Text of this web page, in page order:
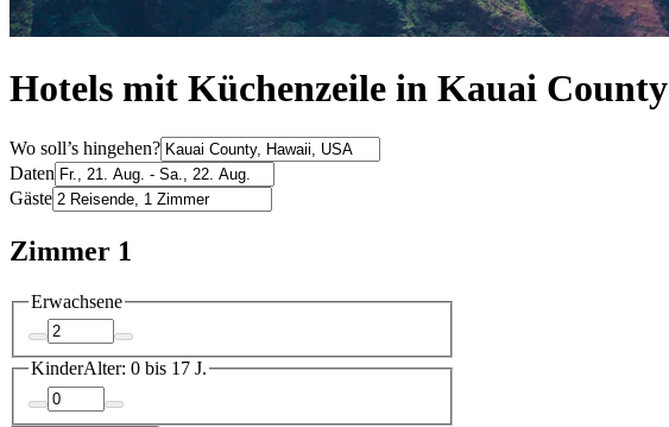
Hotels mit Küchenzeile in Kauai County
Wo soll’s hingehen?
Daten
Gäste
Zimmer 1
Erwachsene
KinderAlter: 0 bis 17 J.